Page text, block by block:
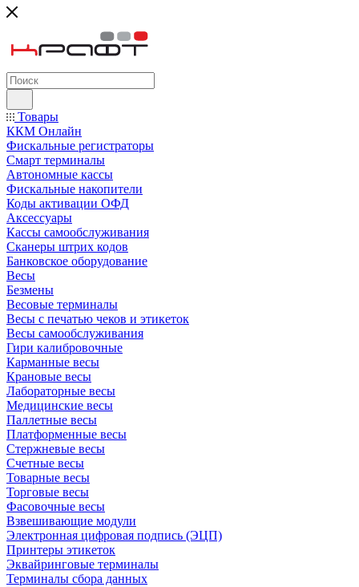
Товары
ККМ Онлайн
Фискальные регистраторы
Смарт терминалы
Автономные кассы
Фискальные накопители
Коды активации ОФД
Аксессуары
Кассы самообслуживания
Сканеры штрих кодов
Банковское оборудование
Весы
Безмены
Весовые терминалы
Весы с печатью чеков и этикеток
Весы самообслуживания
Гири калибровочные
Карманные весы
Крановые весы
Лабораторные весы
Медицинские весы
Паллетные весы
Платформенные весы
Стержневые весы
Счетные весы
Товарные весы
Торговые весы
Фасовочные весы
Взвешивающие модули
Электронная цифровая подпись (ЭЦП)
Принтеры этикеток
Эквайринговые терминалы
Терминалы сбора данных